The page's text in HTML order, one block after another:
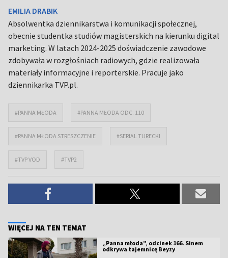
EMILIA DRABIK
Absolwentka dziennikarstwa i komunikacji społecznej,
obecnie studentka studiów magisterskich na kierunku digital
marketing. W latach 2024-2025 doświadczenie zawodowe
zdobywała w rozgłośniach radiowych, gdzie realizowała
materiały informacyjne i reporterskie. Pracuje jako
dziennikarka TVP.pl.
#PANNA MŁODA #PANNA MŁODA ODC. 110
#PANNA MŁODA STRESZCZENIE #SERIAL TURECKI
#TVP VOD #TVP2
WIĘCEJ NA TEN TEMAT
„Panna młoda”, odcinek 166. Sinem
odkrywa tajemnicę Beyzy